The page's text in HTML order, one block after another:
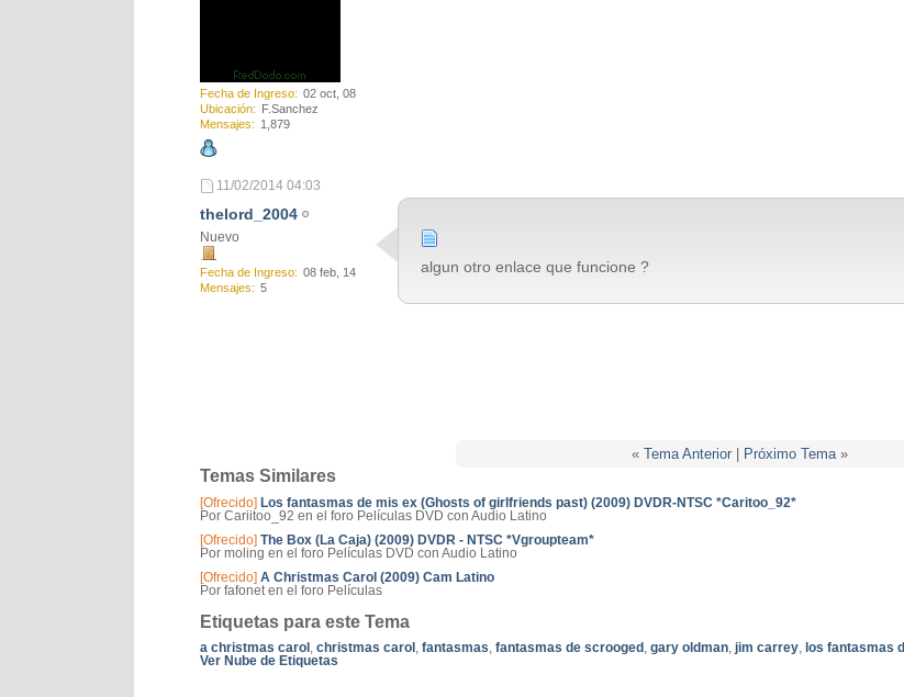
Fecha de Ingreso
02 oct, 08
Ubicación
F.Sanchez
Mensajes
1,879
11/02/2014 04:03
thelord_2004
Nuevo
Fecha de Ingreso
08 feb, 14
Mensajes
5
algun otro enlace que funcione ?
« Tema Anterior| Próximo Tema »
Temas Similares
[Ofrecido] Los fantasmas de mis ex (Ghosts of girlfriends past) (2009) DVDR-NTSC *Caritoo_92*
Por Cariitoo_92 en el foro Películas DVD con Audio Latino
[Ofrecido] The Box (La Caja) (2009) DVDR - NTSC *Vgroupteam*
Por moling en el foro Películas DVD con Audio Latino
[Ofrecido] A Christmas Carol (2009) Cam Latino
Por fafonet en el foro Películas
Etiquetas para este Tema
a christmas carol , christmas carol , fantasmas, fantasmas de scrooged , gary oldman, jim carrey, los fantasmas
Ver Nube de Etiquetas